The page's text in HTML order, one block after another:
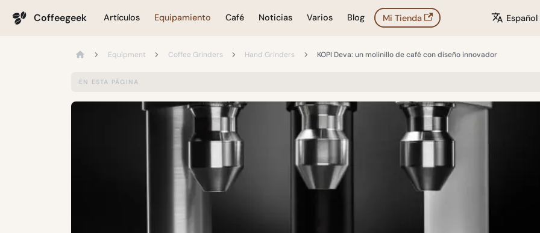
Coffeegeek Artículos Equipamiento Café Noticias Varios Blog Mi Tienda Español
Equipment Coffee Grinders Hand Grinders KOPI Deva: un molinillo de café con diseño innovador
EN ESTA PÁGINA